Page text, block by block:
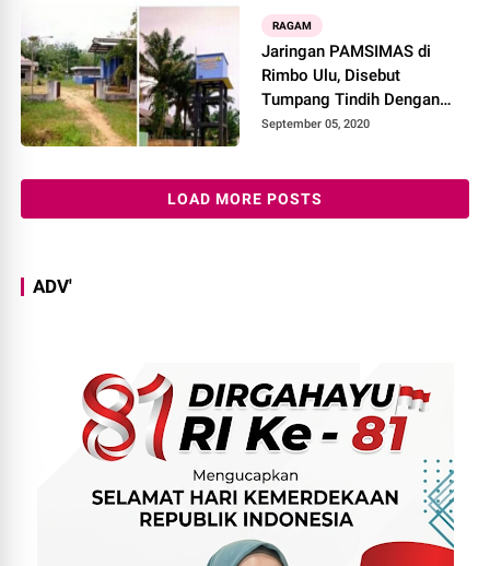
RAGAM
Jaringan PAMSIMAS di
Rimbo Ulu, Disebut
Tumpang Tindih Dengan
Jaringan PDAM
September 05, 2020
LOAD MORE POSTS
ADV'